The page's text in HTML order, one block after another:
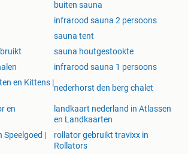
buiten sauna
infrarood sauna 2 persoons
sauna tent
sauna houtgestookte
infrarood sauna 1 persoons
en Kittens |
nederhorst den berg chalet
en
landkaart nederland in Atlassen
en Landkaarten
Speelgoed |
rollator gebruikt travixx in
Rollators